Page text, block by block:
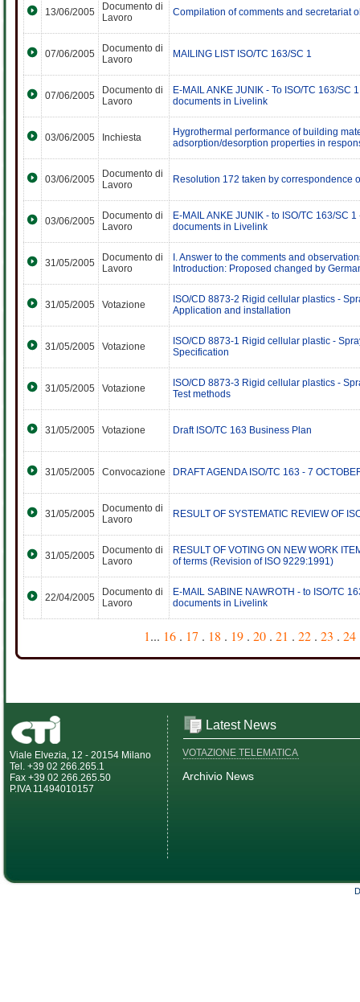
13/06/2005
Documento di
Lavoro
Compilation of comments and secretariat
07/06/2005
Documento di
Lavoro
MAILING LIST ISO/TC 163/SC 1
07/06/2005
Documento di
Lavoro
E-MAIL ANKE JUNIK - To ISO/TC 163/SC
documents in Livelink
03/06/2005 Inchiesta
Hygrothermal performance of building
adsorption/desorption properties in
03/06/2005
Documento di
Lavoro
Resolution 172 taken by correspondence
03/06/2005
Documento di
Lavoro
E-MAIL ANKE JUNIK - to ISO/TC 163/SC
documents in Livelink
31/05/2005
Documento di
Lavoro
I. Answer to the comments and
Introduction: Proposed changed by
31/05/2005 Votazione
ISO/CD 8873-2 Rigid cellular plastics -
Application and installation
31/05/2005 Votazione
ISO/CD 8873-1 Rigid cellular plastic -
Specification
31/05/2005 Votazione
ISO/CD 8873-3 Rigid cellular plastics -
Test methods
31/05/2005 Votazione Draft ISO/TC 163 Business Plan
31/05/2005 Convocazione DRAFT AGENDA ISO/TC 163 - 7
31/05/2005
Documento di
Lavoro
RESULT OF SYSTEMATIC REVIEW OF
31/05/2005
Documento di
Lavoro
RESULT OF VOTING ON NEW WORK
of terms (Revision of ISO 9229:1991)
22/04/2005
Documento di
Lavoro
E-MAIL SABINE NAWROTH - to ISO/TC
documents in Livelink
1... 16 . 17 . 18 . 19 . 20 . 21 . 22 . 23 . 24
Viale Elvezia, 12 - 20154 Milano
Tel. +39 02 266.265.1
Fax +39 02 266.265.50
P.IVA 11494010157
Latest News
VOTAZIONE TELEMATICA
Archivio News